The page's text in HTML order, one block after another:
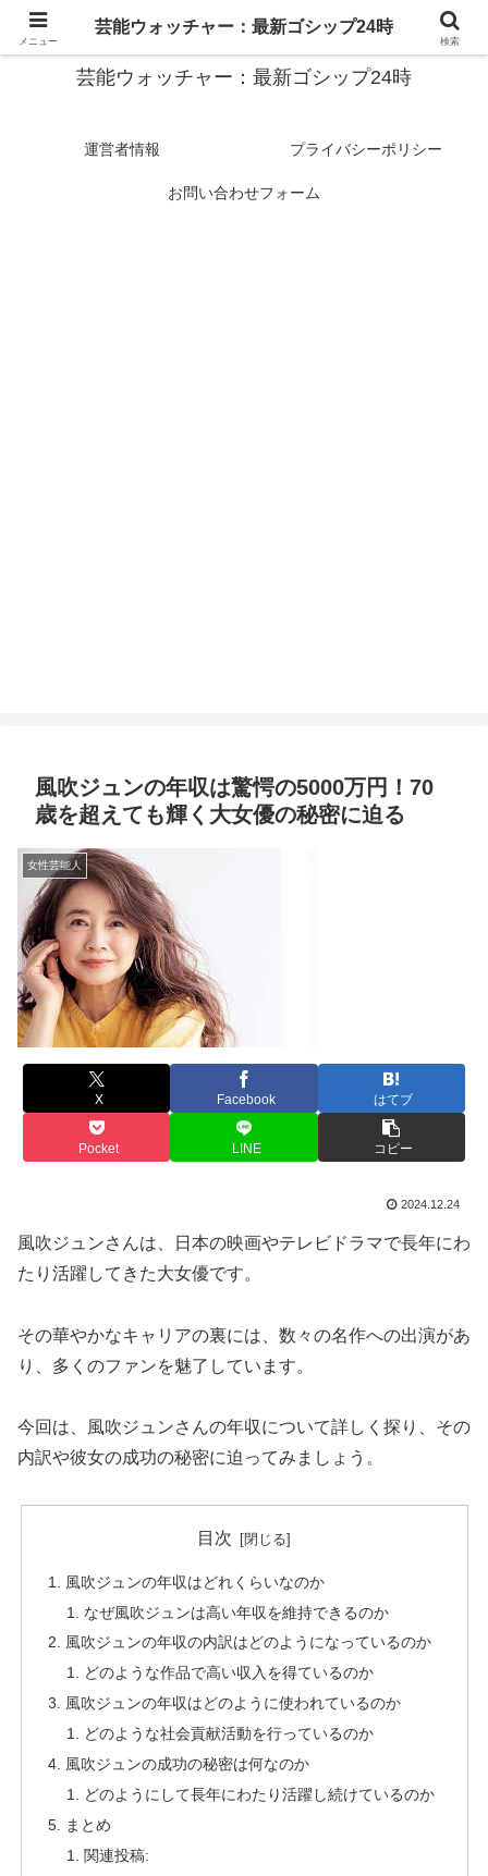
スターたちの裏側を徹底追跡！話題のゴシップがここに集結
芸能ウォッチャー：最新ゴシップ24時
運営者情報 プライバシーポリシー
お問い合わせフォーム
風吹ジュンの年収は驚愕の5000万円！70
歳を超えても輝く大女優の秘密に迫る
女性芸能人
X Facebook はてブ
Pocket LINE コピー
2024.12.24
風吹ジュンさんは、日本の映画やテレビドラマで長年にわ
たり活躍してきた大女優です。
その華やかなキャリアの裏には、数々の名作への出演があ
り、多くのファンを魅了しています。
今回は、風吹ジュンさんの年収について詳しく探り、その
内訳や彼女の成功の秘密に迫ってみましょう。
目次
風吹ジュンの年収はどれくらいなのか
なぜ風吹ジュンは高い年収を維持できるのか
風吹ジュンの年収の内訳はどのようになっているのか
どのような作品で高い収入を得ているのか
風吹ジュンの年収はどのように使われているのか
どのような社会貢献活動を行っているのか
風吹ジュンの成功の秘密は何なのか
どのようにして長年にわたり活躍し続けているのか
まとめ
関連投稿:
メニュー
芸能ウォッチャー：最新ゴシップ24時
検索